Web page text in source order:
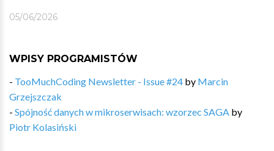
05/06/2026
WPISY PROGRAMISTÓW
- TooMuchCoding Newsletter - Issue #24 by Marcin
Grzejszczak
- Spójność danych w mikroserwisach: wzorzec SAGA by
Piotr Kolasiński